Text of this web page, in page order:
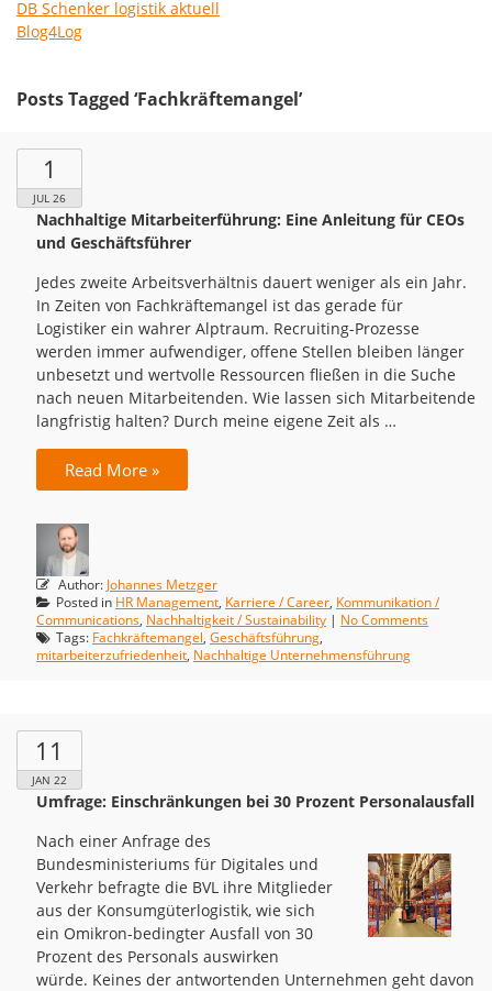
DB Schenker logistik aktuell
Blog4Log
Posts Tagged ‘Fachkräftemangel’
1
JUL 26
Nachhaltige Mitarbeiterführung: Eine Anleitung für CEOs
und Geschäftsführer
Jedes zweite Arbeitsverhältnis dauert weniger als ein Jahr.
In Zeiten von Fachkräftemangel ist das gerade für
Logistiker ein wahrer Alptraum. Recruiting-Prozesse
werden immer aufwendiger, offene Stellen bleiben länger
unbesetzt und wertvolle Ressourcen fließen in die Suche
nach neuen Mitarbeitenden. Wie lassen sich Mitarbeitende
langfristig halten? Durch meine eigene Zeit als …
Read More »
Author: Johannes Metzger
Posted in HR Management, Karriere / Career, Kommunikation /
Communications, Nachhaltigkeit / Sustainability | No Comments
Tags: Fachkräftemangel, Geschäftsführung,
mitarbeiterzufriedenheit, Nachhaltige Unternehmensführung
11
JAN 22
Umfrage: Einschränkungen bei 30 Prozent Personalausfall
Nach einer Anfrage des
Bundesministeriums für Digitales und
Verkehr befragte die BVL ihre Mitglieder
aus der Konsumgüterlogistik, wie sich
ein Omikron-bedingter Ausfall von 30
Prozent des Personals auswirken
würde. Keines der antwortenden Unternehmen geht davon